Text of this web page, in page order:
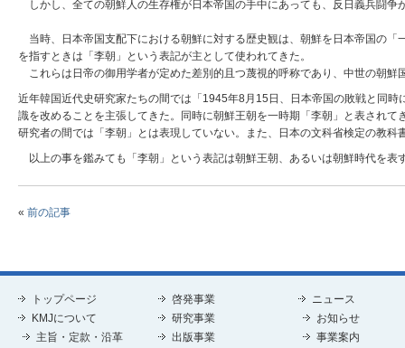
しかし、全ての朝鮮人の生存権が日本帝国の手中にあっても、反日義兵闘争
当時、日本帝国支配下における朝鮮に対する歴史観は、朝鮮を日本帝国の
を指すときは「李朝」という表記が主として使われてきた。
これらは日帝の御用学者が定めた差別的且つ蔑視的呼称であり、中世の朝鮮
近年韓国近代史研究家たちの間では「1945年8月15日、日本帝国の敗戦と同
識を改めることを主張してきた。同時に朝鮮王朝を一時期「李朝」と表され
研究者の間では「李朝」とは表現していない。また、日本の文科省検定の教
以上の事を鑑みても「李朝」という表記は朝鮮王朝、あるいは朝鮮時代を
« 前の記事
トップページ
KMJについて
主旨・定款・沿革
啓発事業
研究事業
出版事業
ニュース
お知らせ
事業案内